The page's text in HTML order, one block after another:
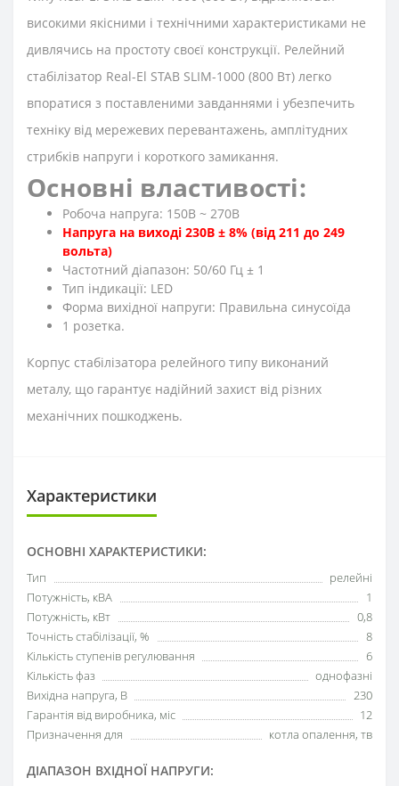
високими якісними і технічними характеристиками не
дивлячись на простоту своєї конструкції. Релейний
стабілізатор Real-El STAB SLIM-1000 (800 Вт) легко
впоратися з поставленими завданнями і убезпечить
техніку від мережевих перевантажень, амплітудних
стрибків напруги і короткого замикання.
Основні властивості:
Робоча напруга: 150В ~ 270В
Напруга на виході 230В ± 8% (від 211 до 249
вольта)
Частотний діапазон: 50/60 Гц ± 1
Тип індикації: LED
Форма вихідної напруги: Правильна синусоїда
1 розетка.
Корпус стабілізатора релейного типу виконаний
металу, що гарантує надійний захист від різних
механічних пошкоджень.
Характеристики
ОСНОВНІ ХАРАКТЕРИСТИКИ:
Тип
релейні
Потужність, кВА
1
Потужність, кВт
0,8
Точність стабілізації, %
8
Кількість ступенів регулювання
6
Кількість фаз
однофазні
Вихідна напруга, В
230
Гарантія від виробника, міс
12
Призначення для
котла опалення, тв
ДІАПАЗОН ВХІДНОЇ НАПРУГИ: